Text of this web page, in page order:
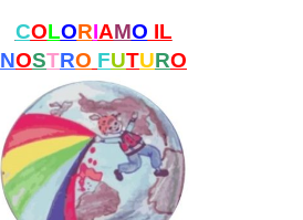
COLORIAMO IL
NOSTRO FUTURO